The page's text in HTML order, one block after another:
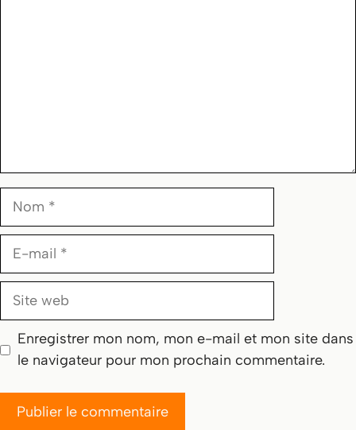
Nom
E-
Site
Enregistrer mon nom, mon e-mail et mon site dans
le navigateur pour mon prochain commentaire.